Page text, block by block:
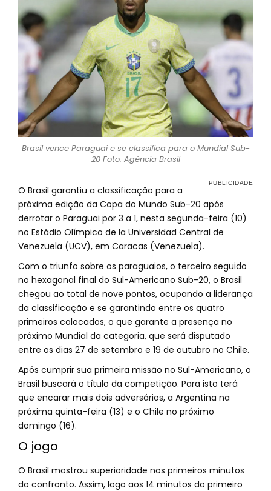
Brasil vence Paraguai e se classifica para o Mundial Sub-
20 Foto: Agência Brasil
O Brasil garantiu a classificação para a
próxima edição da Copa do Mundo Sub-20 após
derrotar o Paraguai por 3 a 1, nesta segunda-feira (10)
no Estádio Olímpico de la Universidad Central de
Venezuela (UCV), em Caracas (Venezuela).
Com o triunfo sobre os paraguaios, o terceiro seguido
no hexagonal final do Sul-Americano Sub-20, o Brasil
chegou ao total de nove pontos, ocupando a liderança
da classificação e se garantindo entre os quatro
primeiros colocados, o que garante a presença no
próximo Mundial da categoria, que será disputado
entre os dias 27 de setembro e 19 de outubro no Chile.
Após cumprir sua primeira missão no Sul-Americano, o
Brasil buscará o título da competição. Para isto terá
que encarar mais dois adversários, a Argentina na
próxima quinta-feira (13) e o Chile no próximo
domingo (16).
O jogo
O Brasil mostrou superioridade nos primeiros minutos
do confronto. Assim, logo aos 14 minutos do primeiro